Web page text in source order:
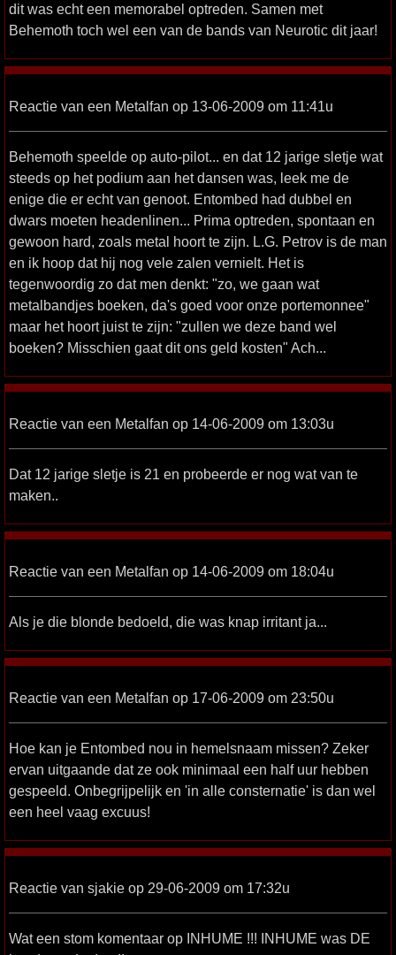
dit was echt een memorabel optreden. Samen met
Behemoth toch wel een van de bands van Neurotic dit jaar!
Reactie van een Metalfan op 13-06-2009 om 11:41u
Behemoth speelde op auto-pilot... en dat 12 jarige sletje wat
steeds op het podium aan het dansen was, leek me de
enige die er echt van genoot. Entombed had dubbel en
dwars moeten headenlinen... Prima optreden, spontaan en
gewoon hard, zoals metal hoort te zijn. L.G. Petrov is de man
en ik hoop dat hij nog vele zalen vernielt. Het is
tegenwoordig zo dat men denkt: "zo, we gaan wat
metalbandjes boeken, da's goed voor onze portemonnee"
maar het hoort juist te zijn: "zullen we deze band wel
boeken? Misschien gaat dit ons geld kosten" Ach...
Reactie van een Metalfan op 14-06-2009 om 13:03u
Dat 12 jarige sletje is 21 en probeerde er nog wat van te
maken..
Reactie van een Metalfan op 14-06-2009 om 18:04u
Als je die blonde bedoeld, die was knap irritant ja...
Reactie van een Metalfan op 17-06-2009 om 23:50u
Hoe kan je Entombed nou in hemelsnaam missen? Zeker
ervan uitgaande dat ze ook minimaal een half uur hebben
gespeeld. Onbegrijpelijk en 'in alle consternatie' is dan wel
een heel vaag excuus!
Reactie van sjakie op 29-06-2009 om 17:32u
Wat een stom komentaar op INHUME !!! INHUME was DE